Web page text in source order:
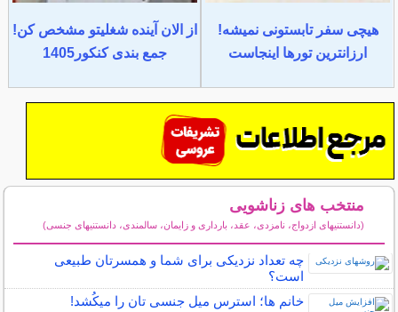
هیچی سفر تابستونی نمیشه!
ارزانترین تورها اینجاست
از الان آینده شغلیتو مشخص کن!
جمع بندی کنکور1405
منتخب های زناشویی
(دانستنیهای ازدواج، نامزدی، عقد، بارداری و زایمان، سالمندی، دانستنیهای جنسی)
چه تعداد نزدیکی برای شما و همسرتان طبیعی
است؟
خانم ها؛ استرس میل جنسی تان را میکُشد!